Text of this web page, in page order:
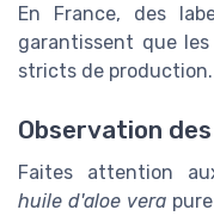
En France, des
garantissent que
stricts de production.
Observation
Faites attention
huile d'aloe vera